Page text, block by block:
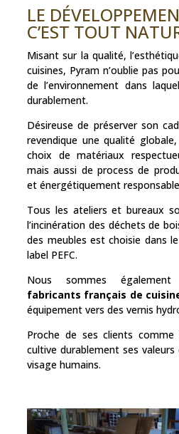
LE
C’EST TOUT
Misant sur la qualité,
cuisines, Pyram n’oublie pas
de l’environnement dans
durablement.
Désireuse de préserver son
revendique une qualité
choix de matériaux
mais aussi de process de
et énergétiquement
Tous les ateliers et bureaux
l’incinération des déchets de
des meubles est choisie dans
label PEFC.
Nous sommes
fabricants français de
équipement vers des vernis
Proche de ses clients comme
cultive durablement ses
visage humains.